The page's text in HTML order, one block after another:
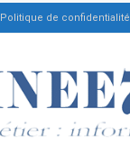
Politique de confidentialité